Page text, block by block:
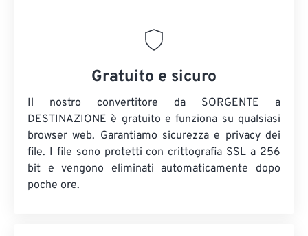
Gratuito e sicuro
Il nostro convertitore da SORGENTE a
DESTINAZIONE è gratuito e funziona su qualsiasi
browser web. Garantiamo sicurezza e privacy dei
file. I file sono protetti con crittografia SSL a 256
bit e vengono eliminati automaticamente dopo
poche ore.